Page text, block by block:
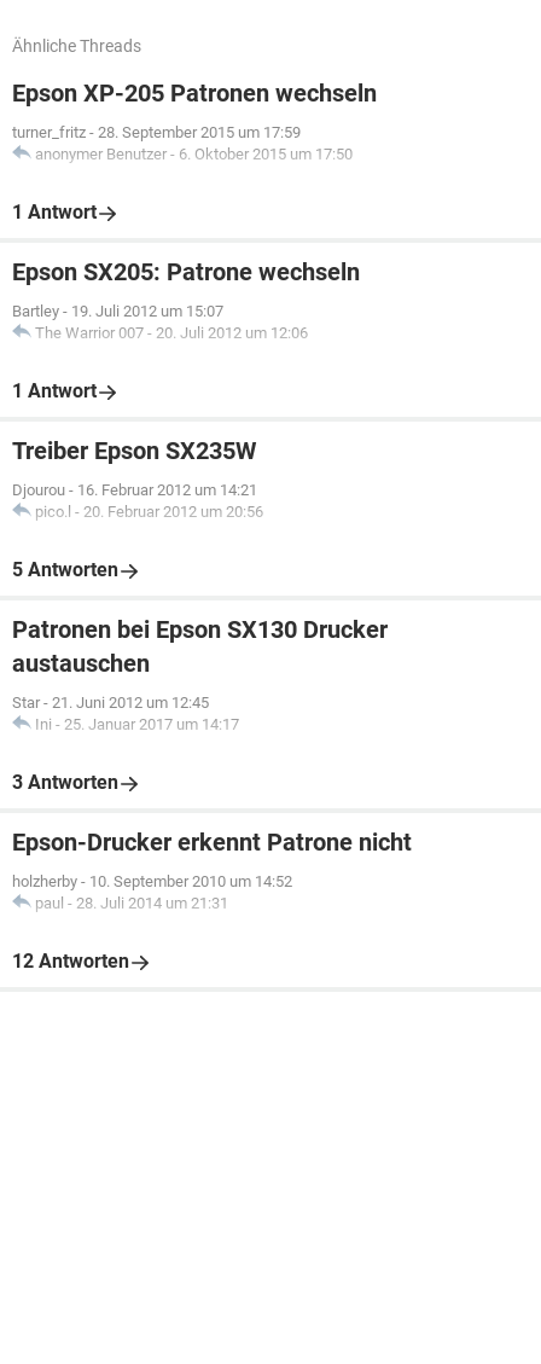
Ähnliche Threads
Epson XP-205 Patronen wechseln
turner_fritz - 28. September 2015 um 17:59
anonymer Benutzer - 6. Oktober 2015 um 17:50
1 Antwort
Epson SX205: Patrone wechseln
Bartley - 19. Juli 2012 um 15:07
The Warrior 007 - 20. Juli 2012 um 12:06
1 Antwort
Treiber Epson SX235W
Djourou - 16. Februar 2012 um 14:21
pico.l - 20. Februar 2012 um 20:56
5 Antworten
Patronen bei Epson SX130 Drucker
austauschen
Star - 21. Juni 2012 um 12:45
Ini - 25. Januar 2017 um 14:17
3 Antworten
Epson-Drucker erkennt Patrone nicht
holzherby - 10. September 2010 um 14:52
paul - 28. Juli 2014 um 21:31
12 Antworten